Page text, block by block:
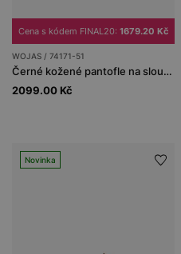
Cena s kódem FINAL20: 1679.20 Kč
WOJAS / 74171-51
Černé kožené pantofle na sloupkovém podpatku a platformě
2099.00 Kč
Novinka